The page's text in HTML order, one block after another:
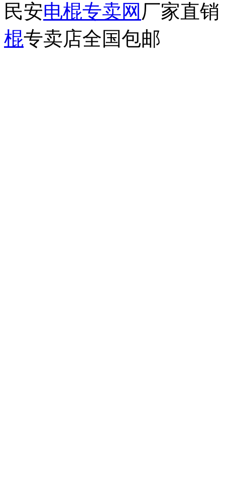
民安电棍专卖网 厂家直销
棍专卖店全国包邮